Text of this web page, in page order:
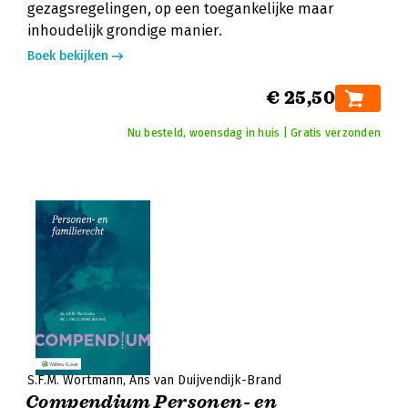
gezagsregelingen, op een toegankelijke maar
inhoudelijk grondige manier.
Boek bekijken
€ 25,50
Nu besteld, woensdag in huis | Gratis verzonden
S.F.M. Wortmann Ans van Duijvendijk-Brand
Compendium Personen- en